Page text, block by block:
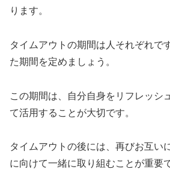
ります。
タイムアウトの期間は人それぞれで
た期間を定めましょう。
この期間は、自分自身をリフレッシ
て活用することが大切です。
タイムアウトの後には、再びお互い
に向けて一緒に取り組むことが重要